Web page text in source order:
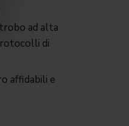
ad alta
di
affidabili e